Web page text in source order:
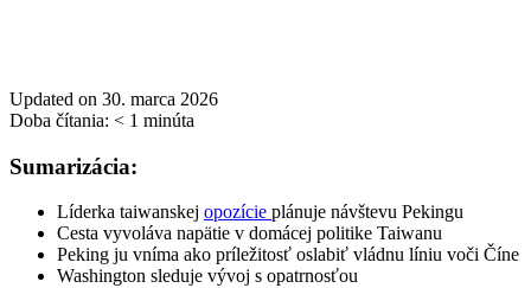
Updated on 30. marca 2026
Doba čítania: < 1 minúta
Sumarizácia:
Líderka taiwanskej opozície plánuje návštevu Pekingu
Cesta vyvoláva napätie v domácej politike Taiwanu
Peking ju vníma ako príležitosť oslabiť vládnu líniu voči Číne
Washington sleduje vývoj s opatrnosťou